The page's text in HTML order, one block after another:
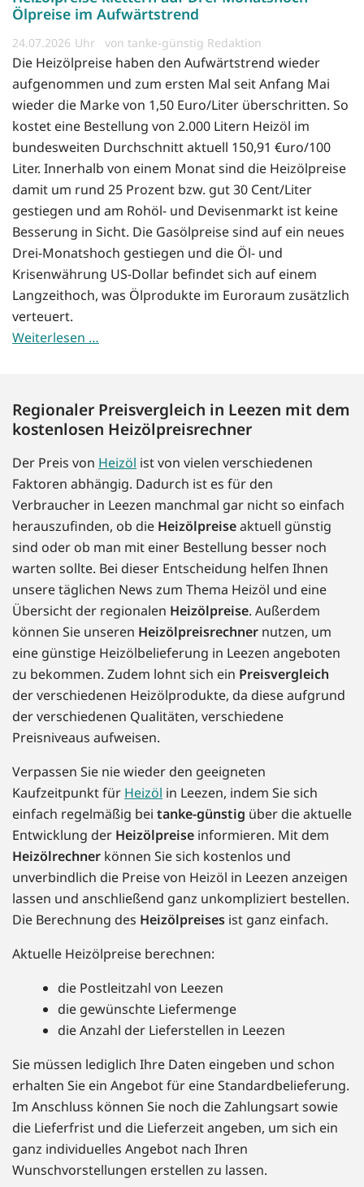
Ölpreise im Aufwärtstrend
24.07.2026 von tanke-günstig Redaktion
Die Heizölpreise haben den Aufwärtstrend wieder
aufgenommen und zum ersten Mal seit Anfang Mai
wieder die Marke von 1,50 Euro/Liter überschritten. So
kostet eine Bestellung von 2.000 Litern Heizöl im
bundesweiten Durchschnitt aktuell 150,91 €uro/100
Liter. Innerhalb von einem Monat sind die Heizölpreise
damit um rund 25 Prozent bzw. gut 30 Cent/Liter
gestiegen und am Rohöl- und Devisenmarkt ist keine
Besserung in Sicht. Die Gasölpreise sind auf ein neues
Drei-Monatshoch gestiegen und die Öl- und
Krisenwährung US-Dollar befindet sich auf einem
Langzeithoch, was Ölprodukte im Euroraum zusätzlich
verteuert.
Weiterlesen …
Regionaler Preisvergleich in Leezen mit dem
kostenlosen Heizölpreisrechner
Der Preis von Heizöl ist von vielen verschiedenen
Faktoren abhängig. Dadurch ist es für den
Verbraucher in Leezen manchmal gar nicht so einfach
herauszufinden, ob die Heizölpreiseaktuell günstig
sind oder ob man mit einer Bestellung besser noch
warten sollte. Bei dieser Entscheidung helfen Ihnen
unsere täglichen News zum Thema Heizöl und eine
Übersicht der regionalen Heizölpreise. Außerdem
können Sie unseren Heizölpreisrechner nutzen, um
eine günstige Heizölbelieferung in Leezen angeboten
zu bekommen. Zudem lohnt sich ein Preisvergleich
der verschiedenen Heizölprodukte, da diese aufgrund
der verschiedenen Qualitäten, verschiedene
Preisniveaus aufweisen.
Verpassen Sie nie wieder den geeigneten
Kaufzeitpunkt für Heizöl in Leezen, indem Sie sich
einfach regelmäßig bei tanke-günstig über die aktuelle
Entwicklung der Heizölpreise informieren. Mit dem
Heizölrechner können Sie sich kostenlos und
unverbindlich die Preise von Heizöl in Leezen anzeigen
lassen und anschließend ganz unkompliziert bestellen.
Die Berechnung des Heizölpreises ist ganz einfach.
Aktuelle Heizölpreise berechnen:
die Postleitzahl von Leezen
die gewünschte Liefermenge
die Anzahl der Lieferstellen in Leezen
Sie müssen lediglich Ihre Daten eingeben und schon
erhalten Sie ein Angebot für eine Standardbelieferung.
Im Anschluss können Sie noch die Zahlungsart sowie
die Lieferfrist und die Lieferzeit angeben, um sich ein
ganz individuelles Angebot nach Ihren
Wunschvorstellungen erstellen zu lassen.